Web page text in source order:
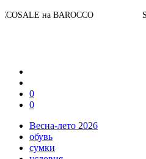
SALE на
0
0
Весна-лето 2026
обувь
сумки